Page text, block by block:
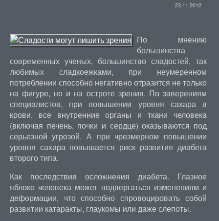
23.11.2012
По мнению
большинства
современных ученых, большинство сладостей, так
любимых сладкоежками, при неумеренном
потреблении способно негативно отразится не только
на фигуре, но и на остроте зрения. По заверениям
специалистов, при повышении уровня сахара в
крови, все внутренние органы и ткани человека
(включая печень, почки и сердце) оказываются под
серьезной угрозой. А при чрезмерном повышении
уровня сахара повышается риск развития диабета
второго типа.
Как последствия осложнения диабета. Глазное
яблоко человека может подвергаться изменениям и
деформации, что способно спровоцировать собой
развитии катаракты, глаукомы или даже слепоты.